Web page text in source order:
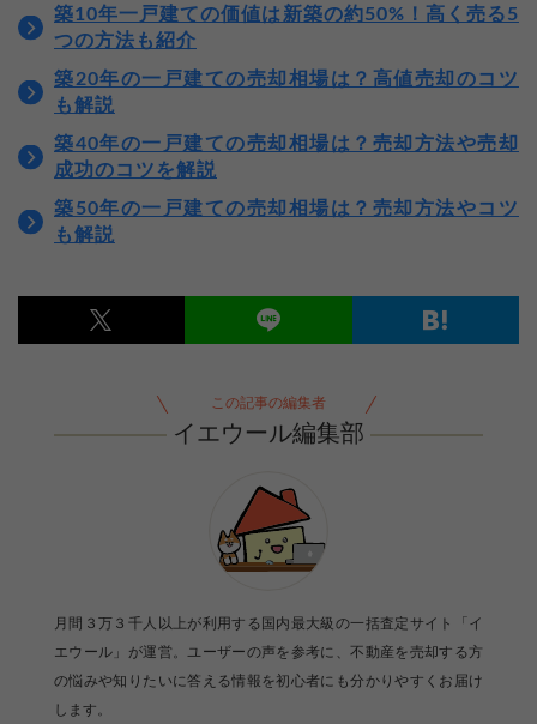
築10年一戸建ての価値は新築の約50%！高く売る5
つの方法も紹介
築20年の一戸建ての売却相場は？高値売却のコツ
も解説
築40年の一戸建ての売却相場は？売却方法や売却
成功のコツを解説
築50年の一戸建ての売却相場は？売却方法やコツ
も解説
この記事の編集者
イエウール編集部
月間３万３千人以上が利用する国内最大級の一括査定サイト「イ
エウール」が運営。ユーザーの声を参考に、不動産を売却する方
の悩みや知りたいに答える情報を初心者にも分かりやすくお届け
します。
【完全無料】うちの価格いくら？
無料診断スタート